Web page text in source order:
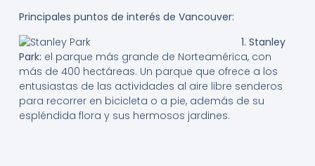
Principales puntos de interés de Vancouver:
1. Stanley
Park: el parque más grande de Norteamérica, con
más de 400 hectáreas. Un parque que ofrece a los
entusiastas de las actividades al aire libre senderos
para recorrer en bicicleta o a pie, además de su
espléndida flora y sus hermosos jardines.